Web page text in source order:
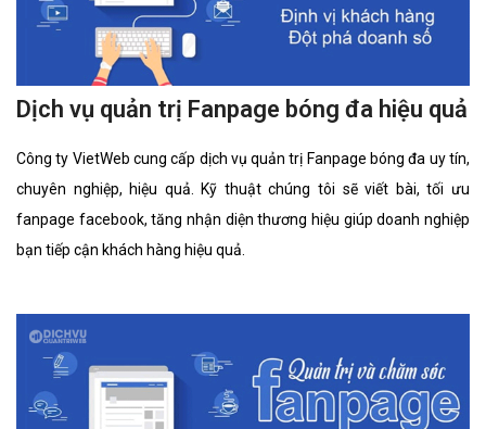
Dịch vụ quản trị Fanpage bóng đa hiệu quả
Công ty VietWeb cung cấp dịch vụ quản trị Fanpage bóng đa uy tín,
chuyên nghiệp, hiệu quả. Kỹ thuật chúng tôi sẽ viết bài, tối ưu
fanpage facebook, tăng nhận diện thương hiệu giúp doanh nghiệp
bạn tiếp cận khách hàng hiệu quả.